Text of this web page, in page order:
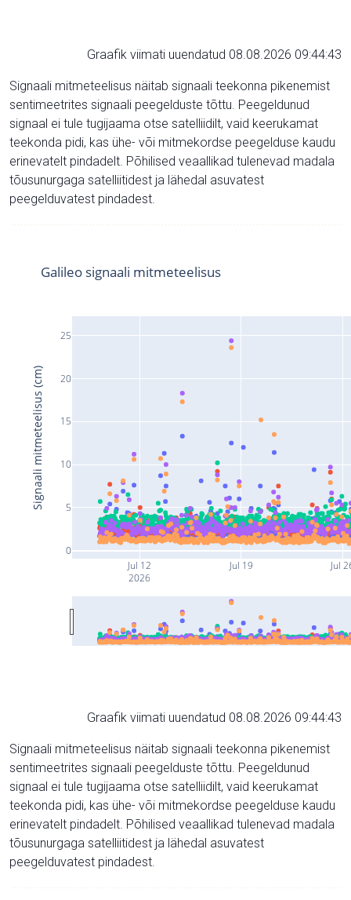
Graafik viimati uuendatud 08.08.2026 09:44:43
Signaali mitmeteelisus näitab signaali teekonna pikenemist
sentimeetrites signaali peegelduste tõttu. Peegeldunud
signaal ei tule tugijaama otse satelliidilt, vaid keerukamat
teekonda pidi, kas ühe- või mitmekordse peegelduse kaudu
erinevatelt pindadelt. Põhilised veaallikad tulenevad madala
tõusunurgaga satelliitidest ja lähedal asuvatest
peegelduvatest pindadest.
Jul 12
2026
Jul 19 Jul
0
5
10
15
20
25
Galileo signaali mitmeteelisus
Signaali mitmeteelisus (cm)
Graafik viimati uuendatud 08.08.2026 09:44:43
Signaali mitmeteelisus näitab signaali teekonna pikenemist
sentimeetrites signaali peegelduste tõttu. Peegeldunud
signaal ei tule tugijaama otse satelliidilt, vaid keerukamat
teekonda pidi, kas ühe- või mitmekordse peegelduse kaudu
erinevatelt pindadelt. Põhilised veaallikad tulenevad madala
tõusunurgaga satelliitidest ja lähedal asuvatest
peegelduvatest pindadest.